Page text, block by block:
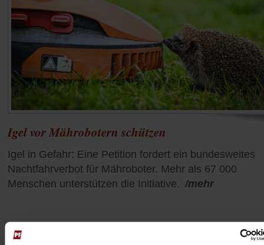
Igel vor Mährobotern schützen
Igel in Gefahr: Eine Petition fordert ein bundesweites
Nachtfahrverbot für Mähroboter. Mehr als 67 000
Menschen unterstützen die Initiative. /mehr